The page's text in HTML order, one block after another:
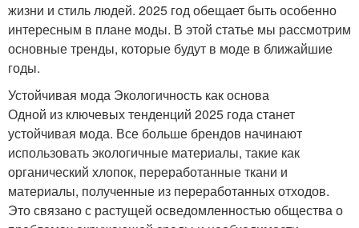
жизни и стиль людей. 2025 год обещает быть особенно
интересным в плане моды. В этой статье мы рассмотрим
основные тренды, которые будут в моде в ближайшие
годы.
Устойчивая мода Экологичность как основа
Одной из ключевых тенденций 2025 года станет
устойчивая мода. Все больше брендов начинают
использовать экологичные материалы, такие как
органический хлопок, переработанные ткани и
материалы, полученные из переработанных отходов.
Это связано с растущей осведомленностью общества о